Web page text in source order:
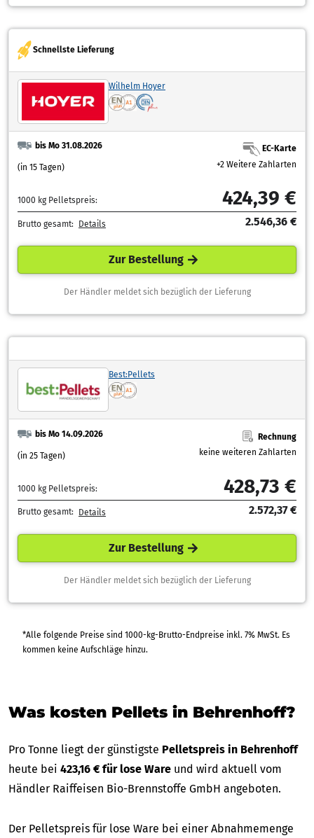
Schnellste Lieferung
Wilhelm Hoyer
bis Mo 31.08.2026
(in 15 Tagen)
EC-Karte
+2 Weitere Zahlarten
1000 kg Pelletspreis: 424,39 €
Brutto gesamt: Details 2.546,36 €
Zur Bestellung
Der Händler meldet sich bezüglich der Lieferung
Best:Pellets
bis Mo 14.09.2026
(in 25 Tagen)
Rechnung
keine weiteren Zahlarten
1000 kg Pelletspreis: 428,73 €
Brutto gesamt: Details 2.572,37 €
Zur Bestellung
Der Händler meldet sich bezüglich der Lieferung
*Alle folgende Preise sind 1000-kg-Brutto-Endpreise inkl. 7% MwSt. Es
kommen keine Aufschläge hinzu.
Was kosten Pellets in Behrenhoff?
Pro Tonne liegt der günstigste Pelletspreis in Behrenhoff
heute bei 423,16 € für lose Ware und wird aktuell vom
Händler Raiffeisen Bio-Brennstoffe GmbH angeboten.
Der Pelletspreis für lose Ware bei einer Abnahmemenge